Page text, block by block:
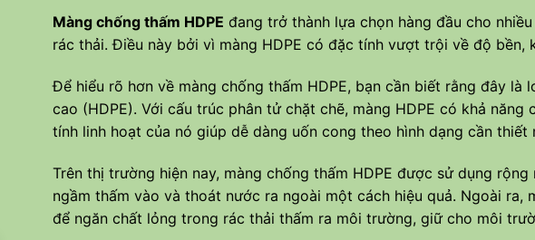
Màng chống thấm HDPE đang trở thành lựa chọn hàng đầu cho
rác thải. Điều này bởi vì màng HDPE có đặc tính vượt trội về độ bền,
Để hiểu rõ hơn về màng chống thấm HDPE, bạn cần biết rằng đây
cao (HDPE). Với cấu trúc phân tử chặt chẽ, màng HDPE có khả
tính linh hoạt của nó giúp dễ dàng uốn cong theo hình dạng cần thiết
Trên thị trường hiện nay, màng chống thấm HDPE được sử dụng
ngầm thấm vào và thoát nước ra ngoài một cách hiệu quả. Ngoài
để ngăn chất lỏng trong rác thải thấm ra môi trường, giữ cho môi